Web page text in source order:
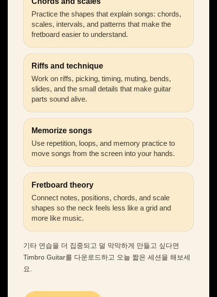
Practice the shapes that explain songs: chords,
scales, intervals, and patterns that make the
fretboard easier to understand.
Riffs and technique
Work on riffs, picking, timing, muting, bends,
slides, and the small details that make guitar
parts sound alive.
Memorize songs
Use repetition, loops, and memory practice to
move songs from the screen into your hands.
Fretboard theory
Connect notes, positions, chords, and scale
shapes so the neck feels less like a grid and
more like music.
기타 연습을 더 집중되고 덜 막막하게 만들고 싶다면
Timbro Guitar를 다운로드하고 오늘 짧은 세션을 해보세
요.